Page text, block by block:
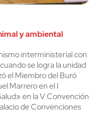
y ambiental
interministerial con
se logra la unidad
el Miembro del Buró
Marrero en el I
en la V Convención
de Convenciones